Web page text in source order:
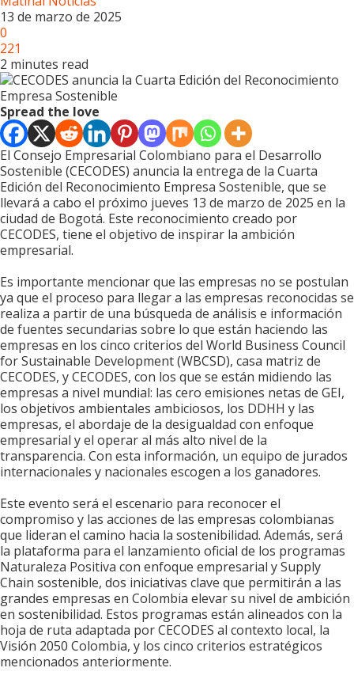
13 de marzo de 2025
0
221
2 minutes read
Spread the love
El Consejo Empresarial Colombiano para el Desarrollo
Sostenible (CECODES) anuncia la entrega de la Cuarta
Edición del Reconocimiento Empresa Sostenible, que se
llevará a cabo el próximo jueves 13 de marzo de 2025 en la
ciudad de Bogotá. Este reconocimiento creado por
CECODES, tiene el objetivo de inspirar la ambición
empresarial.
Es importante mencionar que las empresas no se postulan
ya que el proceso para llegar a las empresas reconocidas se
realiza a partir de una búsqueda de análisis e información
de fuentes secundarias sobre lo que están haciendo las
empresas en los cinco criterios del World Business Council
for Sustainable Development (WBCSD), casa matriz de
CECODES, y CECODES, con los que se están midiendo las
empresas a nivel mundial: las cero emisiones netas de GEI,
los objetivos ambientales ambiciosos, los DDHH y las
empresas, el abordaje de la desigualdad con enfoque
empresarial y el operar al más alto nivel de la
transparencia. Con esta información, un equipo de jurados
internacionales y nacionales escogen a los ganadores.
Este evento será el escenario para reconocer el
compromiso y las acciones de las empresas colombianas
que lideran el camino hacia la sostenibilidad. Además, será
la plataforma para el lanzamiento oficial de los programas
Naturaleza Positiva con enfoque empresarial y Supply
Chain sostenible, dos iniciativas clave que permitirán a las
grandes empresas en Colombia elevar su nivel de ambición
en sostenibilidad. Estos programas están alineados con la
hoja de ruta adaptada por CECODES al contexto local, la
Visión 2050 Colombia, y los cinco criterios estratégicos
mencionados anteriormente.